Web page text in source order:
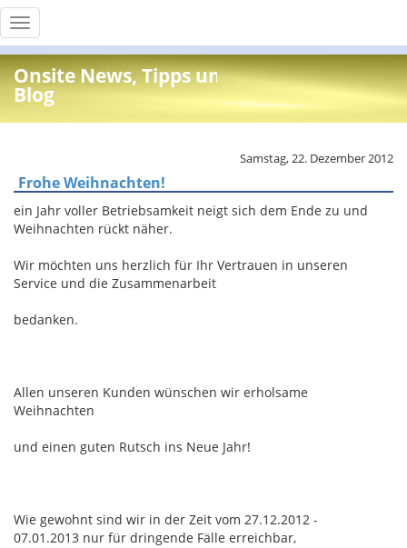
Toggle
navigation
Onsite News, Tipps und Info
Blog
Samstag, 22. Dezember 2012
Frohe Weihnachten!
ein Jahr voller Betriebsamkeit neigt sich dem Ende zu und
Weihnachten rückt näher.
Wir möchten uns herzlich für Ihr Vertrauen in unseren
Service und die Zusammenarbeit
bedanken.
Allen unseren Kunden wünschen wir erholsame
Weihnachten
und einen guten Rutsch ins Neue Jahr!
Wie gewohnt sind wir in der Zeit vom 27.12.2012 -
07.01.2013 nur für dringende Fälle erreichbar,